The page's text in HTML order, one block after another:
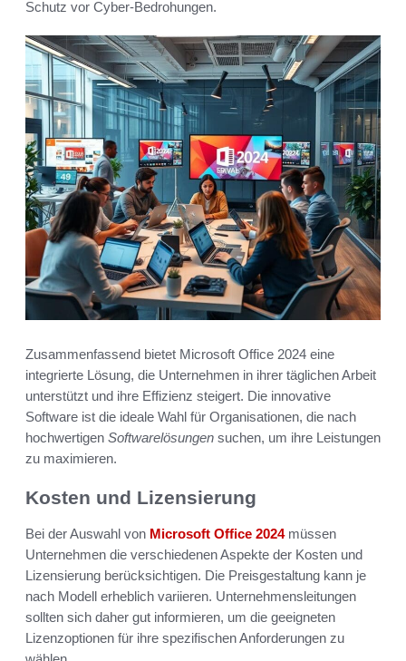
Schutz vor Cyber-Bedrohungen.
Zusammenfassend bietet Microsoft Office 2024 eine
integrierte Lösung, die Unternehmen in ihrer täglichen Arbeit
unterstützt und ihre Effizienz steigert. Die innovative
Software ist die ideale Wahl für Organisationen, die nach
hochwertigen Softwarelösungen suchen, um ihre Leistungen
zu maximieren.
Kosten und Lizensierung
Bei der Auswahl von Microsoft Office 2024müssen
Unternehmen die verschiedenen Aspekte der Kosten und
Lizensierung berücksichtigen. Die Preisgestaltung kann je
nach Modell erheblich variieren. Unternehmensleitungen
sollten sich daher gut informieren, um die geeigneten
Lizenzoptionen für ihre spezifischen Anforderungen zu